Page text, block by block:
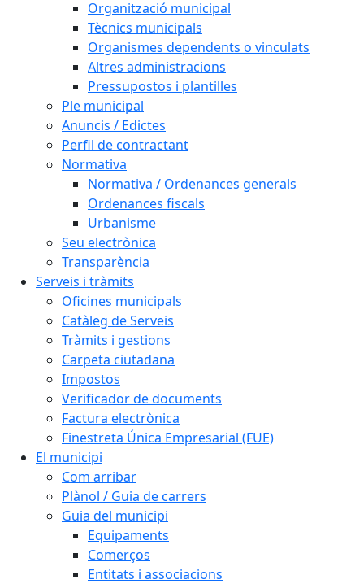
Organització municipal
Tècnics municipals
Organismes dependents o vinculats
Altres administracions
Pressupostos i plantilles
Ple municipal
Anuncis / Edictes
Perfil de contractant
Normativa
Normativa / Ordenances generals
Ordenances fiscals
Urbanisme
Seu electrònica
Transparència
Serveis i tràmits
Oficines municipals
Catàleg de Serveis
Tràmits i gestions
Carpeta ciutadana
Impostos
Verificador de documents
Factura electrònica
Finestreta Única Empresarial (FUE)
El municipi
Com arribar
Plànol / Guia de carrers
Guia del municipi
Equipaments
Comerços
Entitats i associacions